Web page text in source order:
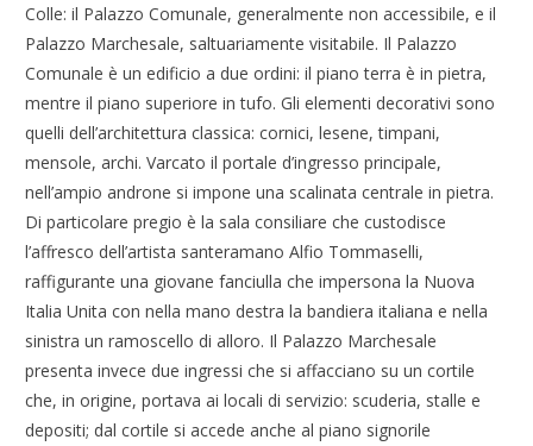
Colle: il Palazzo Comunale, generalmente non accessibile, e il
Palazzo Marchesale, saltuariamente visitabile. Il Palazzo
Comunale è un edificio a due ordini: il piano terra è in pietra,
mentre il piano superiore in tufo. Gli elementi decorativi sono
quelli dell’architettura classica: cornici, lesene, timpani,
mensole, archi. Varcato il portale d’ingresso principale,
nell’ampio androne si impone una scalinata centrale in pietra.
Di particolare pregio è la sala consiliare che custodisce
l’affresco dell’artista santeramano Alfio Tommaselli,
raffigurante una giovane fanciulla che impersona la Nuova
Italia Unita con nella mano destra la bandiera italiana e nella
sinistra un ramoscello di alloro. Il Palazzo Marchesale
presenta invece due ingressi che si affacciano su un cortile
che, in origine, portava ai locali di servizio: scuderia, stalle e
depositi; dal cortile si accede anche al piano signorile